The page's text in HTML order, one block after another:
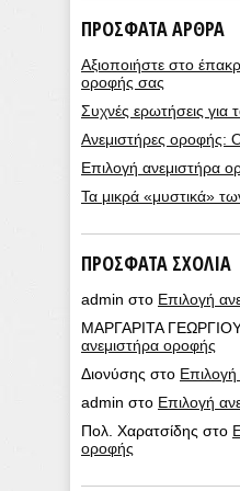
ΠΡΌΣΦΑΤΑ ΆΡΘΡΑ
Αξιοποιήστε στο
οροφής σας
Συχνές ερωτήσεις για
Ανεμιστήρες οροφής:
Επιλογή ανεμιστήρα
Τα μικρά «μυστικά»
ΠΡΌΣΦΑΤΑ ΣΧΌΛΙΑ
admin στο Επιλογή
ΜΑΡΓΑΡΙΤΑ
ανεμιστήρα οροφής
Διονύσης στο
admin στο Επιλογή
Πολ. Χαρατσίδης στο
οροφής